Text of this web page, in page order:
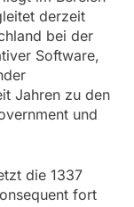
derzeit
bei der
Software,
Jahren zu den
und
die 1337
fort